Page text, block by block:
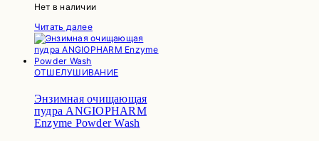
Нет в наличии
Читать далее
ОТШЕЛУШИВАНИЕ
Энзимная очищающая
пудра ANGIOPHARM
Enzyme Powder Wash